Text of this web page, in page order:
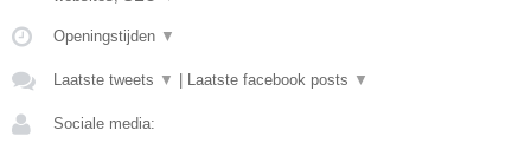
Openingstijden ▼
Laatste tweets ▼ | Laatste facebook posts ▼
Sociale media: